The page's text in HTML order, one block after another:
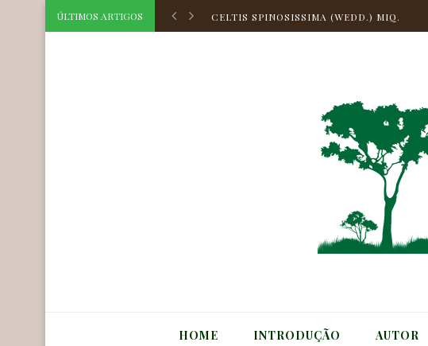
ÚLTIMOS ARTIGOS
CELTIS SPINOSISSIMA (WEDD.) MIQ.
CELTIS HILARIANA PLANCH.
CORDIA TARODAE M.STAPF
AEGIPHILA OBDUCTA VELL.
MYRCIA BELLA CAMBESS.
ASTROCARYUM HUAIMI MART.
CELTIS TRIFLORA (KLOTZSCH) MIQ.
HOME INTRODUÇÃO AUTOR